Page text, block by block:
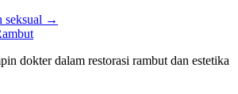
seksual →
dokter dalam restorasi rambut dan estetika